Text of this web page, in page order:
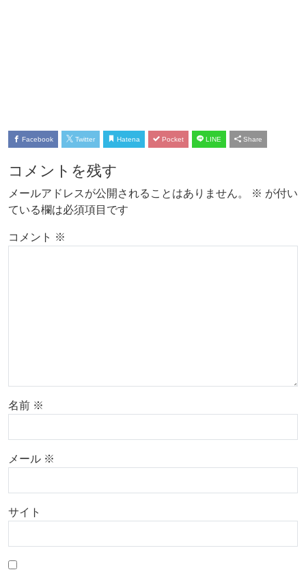
Facebook Twitter Hatena Pocket LINE Share
コメントを残す
メールアドレスが公開されることはありません。 ※ が付い
ている欄は必須項目です
コメント ※
名前 ※
メール ※
サイト